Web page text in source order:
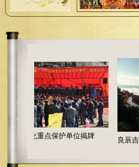
化重点保护单位揭牌 良辰吉日 天